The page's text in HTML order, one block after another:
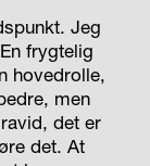
Jeg
frygtelig
hovedrolle,
men
det er
det. At